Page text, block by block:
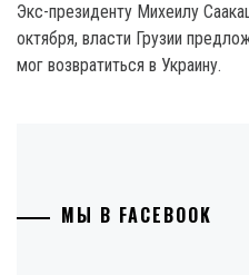
Экс-президенту Михеилу
октября, власти Грузии
мог возвратиться в Украину.
МЫ В FACEBOOK